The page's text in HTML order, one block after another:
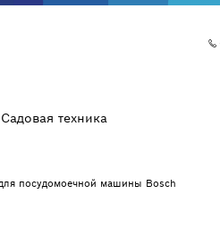
Садовая техника
посудомоечной машины Bosch